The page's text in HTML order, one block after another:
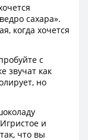
сахара».
когда хочется
с
звучат как
но
и
что вы